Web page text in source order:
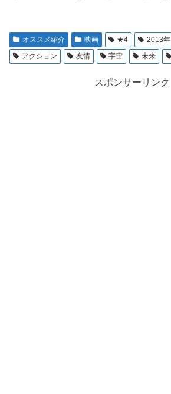
オススメ紹介 映画 ★4 2013年
アクション
友情 宇宙 未来
スポンサーリンク